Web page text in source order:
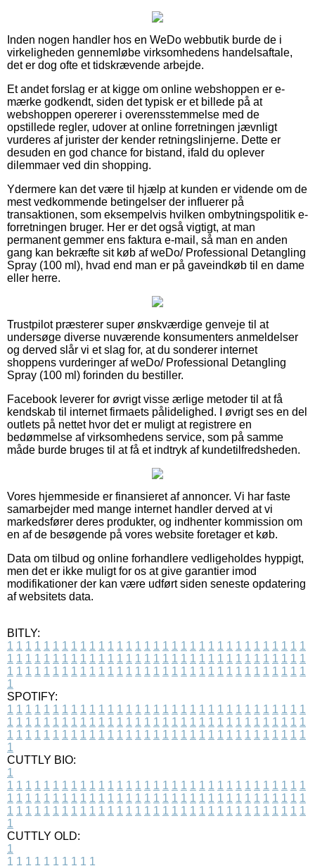
Inden nogen handler hos en WeDo webbutik burde de i
virkeligheden gennemløbe virksomhedens handelsaftale,
det er dog ofte et tidskrævende arbejde.
Et andet forslag er at kigge om online webshoppen er e-
mærke godkendt, siden det typisk er et billede på at
webshoppen opererer i overensstemmelse med de
opstillede regler, udover at online forretningen jævnligt
vurderes af jurister der kender retningslinjerne. Dette er
desuden en god chance for bistand, ifald du oplever
dilemmaer ved din shopping.
Ydermere kan det være til hjælp at kunden er vidende om de
mest vedkommende betingelser der influerer på
transaktionen, som eksempelvis hvilken ombytningspolitik e-
forretningen bruger. Her er det også vigtigt, at man
permanent gemmer ens faktura e-mail, så man en anden
gang kan bekræfte sit køb af weDo/ Professional Detangling
Spray (100 ml), hvad end man er på gaveindkøb til en dame
eller herre.
Trustpilot præsterer super ønskværdige genveje til at
undersøge diverse nuværende konsumenters anmeldelser
og derved slår vi et slag for, at du sonderer internet
shoppens vurderinger af weDo/ Professional Detangling
Spray (100 ml) forinden du bestiller.
Facebook leverer for øvrigt visse ærlige metoder til at få
kendskab til internet firmaets pålidelighed. I øvrigt ses en del
outlets på nettet hvor det er muligt at registrere en
bedømmelse af virksomhedens service, som på samme
måde burde bruges til at få et indtryk af kundetilfredsheden.
Vores hjemmeside er finansieret af annoncer. Vi har faste
samarbejder med mange internet handler derved at vi
markedsfører deres produkter, og indhenter kommission om
en af de besøgende på vores website foretager et køb.
Data om tilbud og online forhandlere vedligeholdes hyppigt,
men det er ikke muligt for os at give garantier imod
modifikationer der kan være udført siden seneste opdatering
af websitets data.
BITLY:
1 1 1 1 1 1 1 1 1 1 1 1 1 1 1 1 1 1 1 1 1 1 1 1 1 1 1 1 1 1 1 1 1
1 1 1 1 1 1 1 1 1 1 1 1 1 1 1 1 1 1 1 1 1 1 1 1 1 1 1 1 1 1 1 1 1
1 1 1 1 1 1 1 1 1 1 1 1 1 1 1 1 1 1 1 1 1 1 1 1 1 1 1 1 1 1 1 1 1
1
SPOTIFY:
1 1 1 1 1 1 1 1 1 1 1 1 1 1 1 1 1 1 1 1 1 1 1 1 1 1 1 1 1 1 1 1 1
1 1 1 1 1 1 1 1 1 1 1 1 1 1 1 1 1 1 1 1 1 1 1 1 1 1 1 1 1 1 1 1 1
1 1 1 1 1 1 1 1 1 1 1 1 1 1 1 1 1 1 1 1 1 1 1 1 1 1 1 1 1 1 1 1 1
1
CUTTLY BIO:
1
1 1 1 1 1 1 1 1 1 1 1 1 1 1 1 1 1 1 1 1 1 1 1 1 1 1 1 1 1 1 1 1 1
1 1 1 1 1 1 1 1 1 1 1 1 1 1 1 1 1 1 1 1 1 1 1 1 1 1 1 1 1 1 1 1 1
1 1 1 1 1 1 1 1 1 1 1 1 1 1 1 1 1 1 1 1 1 1 1 1 1 1 1 1 1 1 1 1 1
1
CUTTLY OLD:
1
1 1 1 1 1 1 1 1 1 1